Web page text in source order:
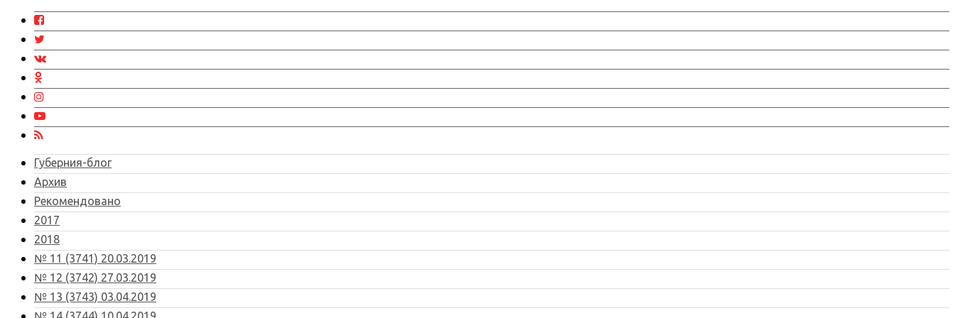
Губерния-блог
Архив
Рекомендовано
2017
2018
№ 11 (3741) 20.03.2019
№ 12 (3742) 27.03.2019
№ 13 (3743) 03.04.2019